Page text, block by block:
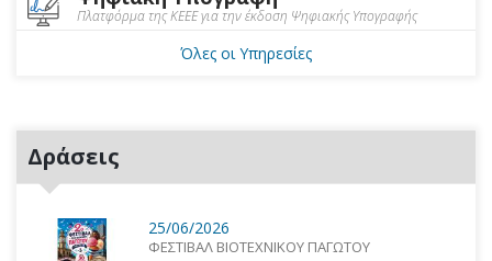
Πλατφόρμα της ΚΕΕΕ για την έκδοση Ψηφιακής Υπογραφής
Όλες οι Υπηρεσίες
Δράσεις
25/06/2026
ΦΕΣΤΙΒΑΛ ΒΙΟΤΕΧΝΙΚΟΥ ΠΑΓΩΤΟΥ